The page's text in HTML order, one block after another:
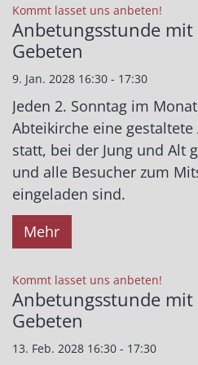
Kommt lasset uns anbeten!
Anbetungsstunde
Gebeten
9. Jan. 2028 16:30 - 17:30
Jeden 2. Sonntag im
Abteikirche eine
statt, bei der Jung und Alt
und alle Besucher zum
eingeladen sind.
Mehr
Kommt lasset uns anbeten!
Anbetungsstunde
Gebeten
13. Feb. 2028 16:30 - 17:30